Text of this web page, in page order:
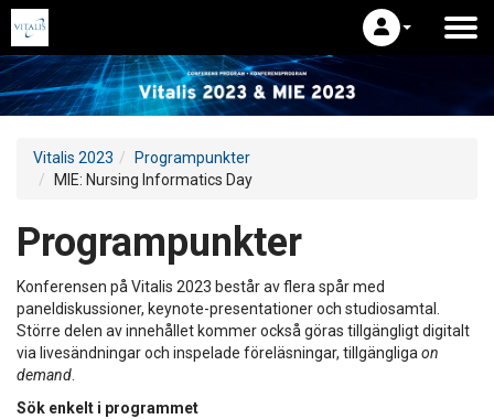
Vitalis 2023
Programpunkter
MIE: Nursing Informatics Day
Programpunkter
Konferensen på Vitalis 2023 består av flera spår med
paneldiskussioner, keynote-presentationer och studiosamtal.
Större delen av innehållet kommer också göras tillgängligt digitalt
via livesändningar och inspelade föreläsningar, tillgängliga on
demand
Sök enkelt i programmet